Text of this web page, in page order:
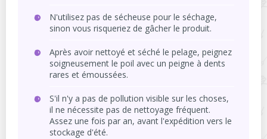
N'utilisez pas de sécheuse pour le séchage,
sinon vous risqueriez de gâcher le produit.
Après avoir nettoyé et séché le pelage, peignez
soigneusement le poil avec un peigne à dents
rares et émoussées.
S'il n'y a pas de pollution visible sur les choses,
il ne nécessite pas de nettoyage fréquent.
Assez une fois par an, avant l'expédition vers le
stockage d'été.